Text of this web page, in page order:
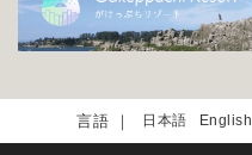
日本語 English